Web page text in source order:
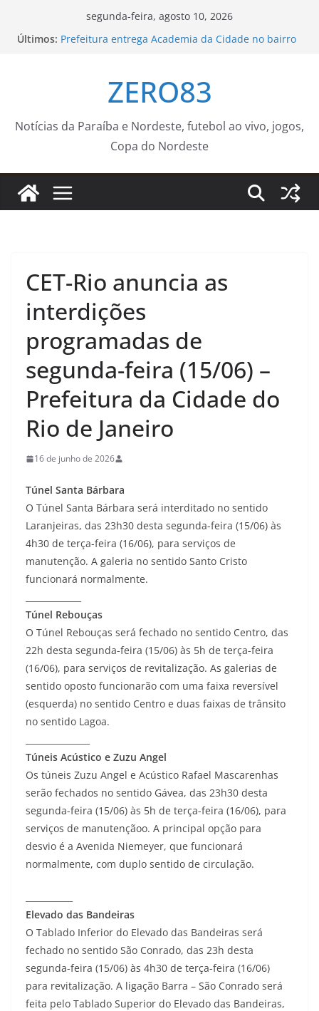
segunda-feira, agosto 10, 2026
Últimos: Prefeitura entrega Academia da Cidade no bairro
Memória é fundamental na literatura, diz escritor
Milton Hatoum
audiência pública do ‘Você Prefeito’ em
Mangabeira
Agosto Dourado reforça a importância da
Jovem falece ao lado da mãe e da avó
ZERO83
Notícias da Paraíba e Nordeste, futebol ao vivo, jogos,
Copa do Nordeste
CET-Rio anuncia as
interdições
programadas de
segunda-feira (15/06) –
Prefeitura da Cidade do
Rio de Janeiro
16 de junho de 2026
Túnel Santa Bárbara
O Túnel Santa Bárbara será interditado no sentido
Laranjeiras, das 23h30 desta segunda-feira (15/06) às
4h30 de terça-feira (16/06), para serviços de
manutenção. A galeria no sentido Santo Cristo
funcionará normalmente.
Túnel Rebouças
O Túnel Rebouças será fechado no sentido Centro, das
22h desta segunda-feira (15/06) às 5h de terça-feira
(16/06), para serviços de revitalização. As galerias de
sentido oposto funcionarão com uma faixa reversível
(esquerda) no sentido Centro e duas faixas de trânsito
no sentido Lagoa.
Túneis Acústico e Zuzu Angel
Os túneis Zuzu Angel e Acústico Rafael Mascarenhas
serão fechados no sentido Gávea, das 23h30 desta
segunda-feira (15/06) às 5h de terça-feira (16/06), para
serviços de manutençãoo. A principal opção para
desvio é a Avenida Niemeyer, que funcionará
normalmente, com duplo sentido de circulação.
Elevado das Bandeiras
O Tablado Inferior do Elevado das Bandeiras será
fechado no sentido São Conrado, das 23h desta
segunda-feira (15/06) às 4h30 de terça-feira (16/06)
para revitalização. A ligação Barra – São Conrado será
feita pelo Tablado Superior do Elevado das Bandeiras,